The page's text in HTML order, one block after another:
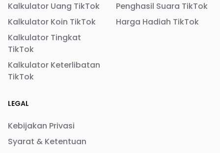
Kalkulator Uang TikTok
Kalkulator Koin TikTok
Kalkulator Tingkat
TikTok
Kalkulator Keterlibatan
TikTok
Penghasil Suara TikTok
Harga Hadiah TikTok
LEGAL
Kebijakan Privasi
Syarat & Ketentuan